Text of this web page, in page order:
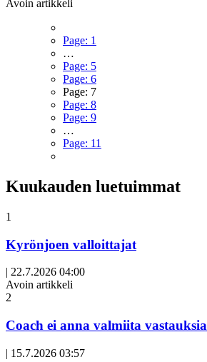
Avoin artikkeli
Page: 1
…
Page: 5
Page: 6
Page: 7
Page: 8
Page: 9
…
Page: 11
Kuukauden luetuimmat
1
Kyrönjoen valloittajat
| 22.7.2026 04:00
Avoin artikkeli
2
Coach ei anna valmiita vastauksia
| 15.7.2026 03:57